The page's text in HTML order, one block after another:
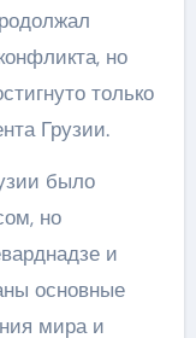
но
только
Грузии.
было
но
и
основные
мира и